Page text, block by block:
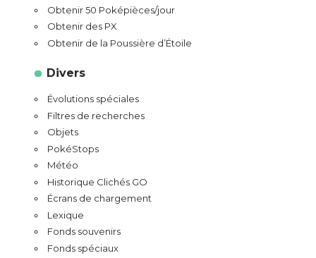
Obtenir 50 Poképièces/jour
Obtenir des PX
Obtenir de la Poussière d’Étoile
Divers
Évolutions spéciales
Filtres de recherches
Objets
PokéStops
Météo
Historique Clichés GO
Écrans de chargement
Lexique
Fonds souvenirs
Fonds spéciaux